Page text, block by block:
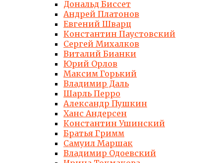
Дональд Биссет
Андрей Платонов
Евгений Шварц
Константин Паустовский
Сергей Михалков
Виталий Бианки
Юрий Орлов
Максим Горький
Владимир Даль
Шарль Перро
Александр Пушкин
Ханс Андерсен
Константин Ушинский
Братья Гримм
Самуил Маршак
Владимир Одоевский